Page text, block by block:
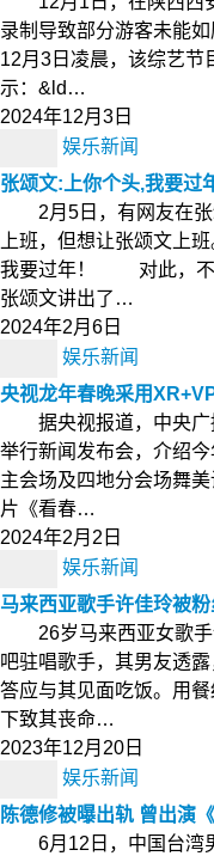
录制导致部分游客未能
12月3日凌晨，该综艺
示：&ld…
2024年12月3日
娱乐新闻
张颂文:上你个头,我要过
2月5日，有网友在张
上班，但想让张颂文上
我要过年！ 对此，不
张颂文讲出了…
2024年2月6日
娱乐新闻
央视龙年春晚采用
据央视报道，中央广
举行新闻发布会，介绍
主会场及四地分会场舞
片《看春…
2024年2月2日
娱乐新闻
马来西亚歌手许佳玲被
26岁马来西亚女歌
吧驻唱歌手，其男友透
答应与其见面吃饭。用
下致其丧命…
2023年12月20日
娱乐新闻
陈德修被曝出轨 曾出演
6月12日，中国台湾男